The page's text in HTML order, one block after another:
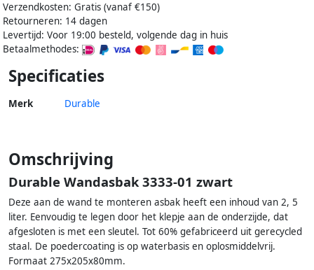
Verzendkosten: Gratis (vanaf €150)
Retourneren: 14 dagen
Levertijd: Voor 19:00 besteld, volgende dag in huis
Betaalmethodes:
Specificaties
Merk Durable
Omschrijving
Durable Wandasbak 3333-01 zwart
Deze aan de wand te monteren asbak heeft een inhoud van 2, 5
liter. Eenvoudig te legen door het klepje aan de onderzijde, dat
afgesloten is met een sleutel. Tot 60% gefabriceerd uit gerecycled
staal. De poedercoating is op waterbasis en oplosmiddelvrij.
Formaat 275x205x80mm.